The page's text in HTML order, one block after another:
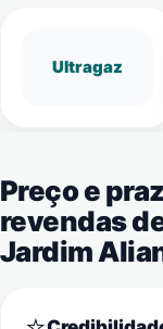
Ultragaz
Preço e
revendas
Jardim